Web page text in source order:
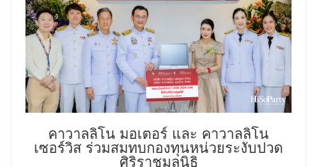
คาวาลลิโน มอเตอร์ และ คาวาลลิโน
เซอร์วิส ร่วมสมทบกองทุนหน่วยระงับปวด
ศิริราชมูลนิธิ